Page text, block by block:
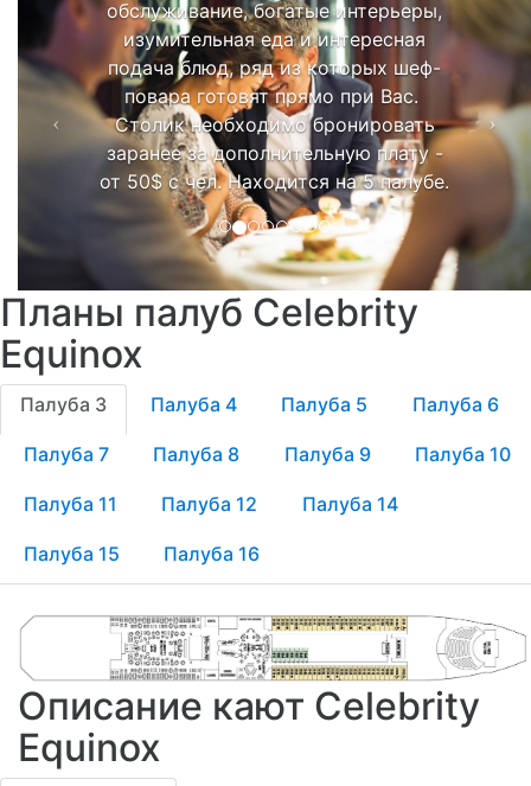
обслуживание, богатые интерьеры,
изумительная еда и интересная
подача блюд, ряд из которых шеф-
повара готовят прямо при Вас.
Столик необходимо бронировать
заранее за дополнительную плату -
от 50$ с чел. Находится на 5 палубе.
Планы палуб Celebrity
Equinox
Палуба 3 Палуба 4 Палуба 5 Палуба 6
Палуба 7 Палуба 8 Палуба 9 Палуба 10
Палуба 11 Палуба 12 Палуба 14
Палуба 15 Палуба 16
Описание кают Celebrity
Equinox